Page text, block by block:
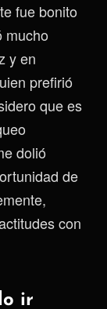
fue bonito
mucho
y en
prefirió
que es
dolió
de
con
ir